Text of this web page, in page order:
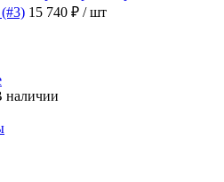
15 740 ₽ / шт
наличии